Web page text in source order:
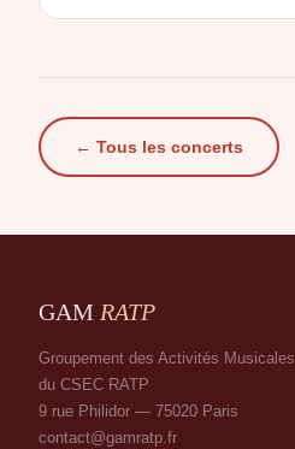
← Tous les concerts
GAM RATP
Groupement des Activités Musicales
du CSEC RATP
9 rue Philidor — 75020 Paris
contact@gamratp.fr